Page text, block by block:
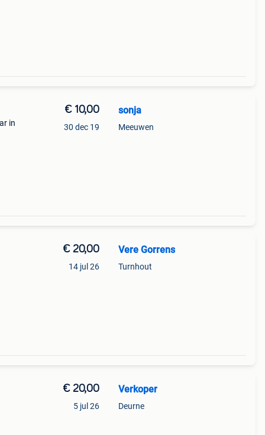
in
€ 10,00
30 dec 19
sonja
Meeuwen
€ 20,00
14 jul 26
Vere Gorrens
Turnhout
€ 20,00
5 jul 26
Verkoper
Deurne